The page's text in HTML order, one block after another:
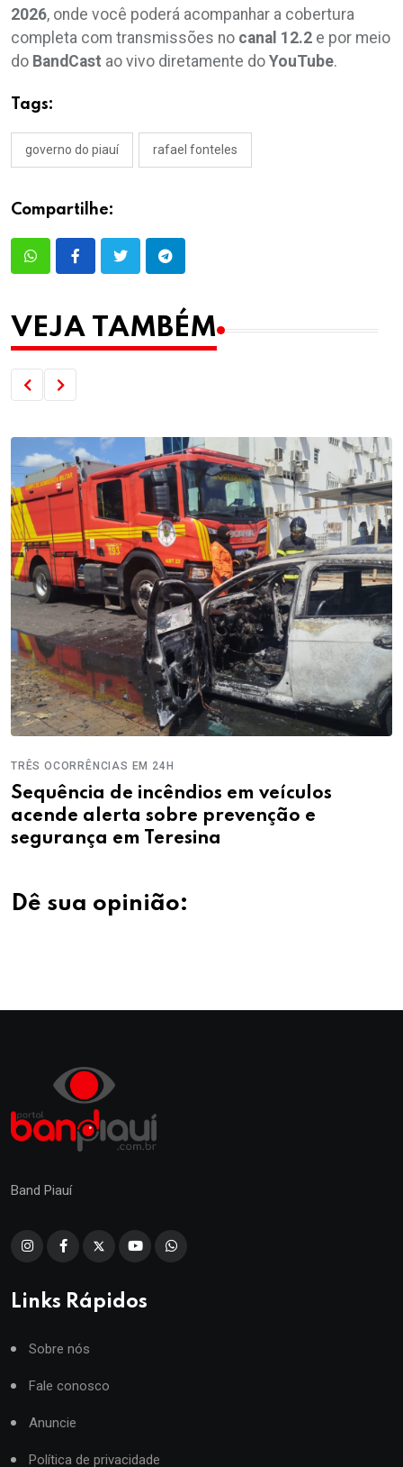
2026, onde você poderá acompanhar a cobertura
completa com transmissões no canal 12.2 e por meio
do BandCast ao vivo diretamente do YouTube.
Tags:
governo do piauí rafael fonteles
Compartilhe:
VEJA TAMBÉM
TRÊS OCORRÊNCIAS EM 24H
Sequência de incêndios em veículos
acende alerta sobre prevenção e
segurança em Teresina
Dê sua opinião:
Band Piauí
Links Rápidos
Sobre nós
Fale conosco
Anuncie
Política de privacidade